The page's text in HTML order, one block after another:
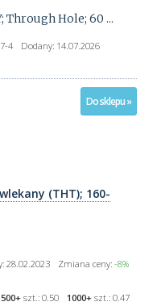
Through Hole; 60 ...
4 Dodany: 14.07.2026
Do sklepu »
(THT); 160-
28.02.2023 Zmiana ceny: -8%
500+ szt.: 0.50 1000+ szt.: 0.47